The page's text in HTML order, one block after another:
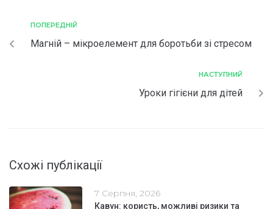
ПОПЕРЕДНІЙ
Магній – мікроелемент для боротьби зі стресом
НАСТУПНИЙ
Уроки гігієни для дітей
Схожі публікації
7 Серпня, 2026
Кавун: користь, можливі ризики та